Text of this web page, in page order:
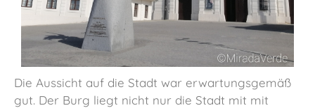
Die Aussicht auf die Stadt war erwartungsgemäß
gut. Der Burg liegt nicht nur die Stadt mit mit